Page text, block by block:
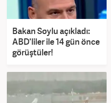
Bakan Soylu açıkladı:
ABD'liler ile 14 gün önce
görüştüler!